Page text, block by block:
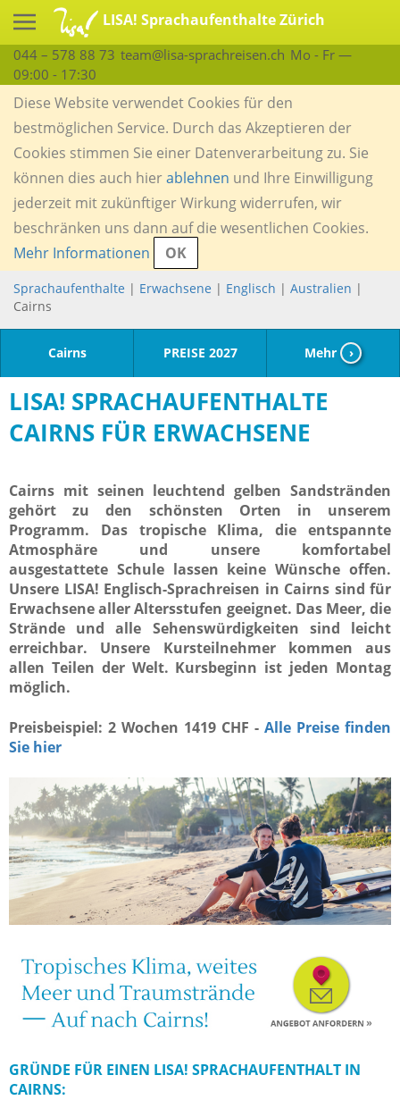
LISA! Sprachaufenthalte Zürich
044 – 578 88 73 team@lisa-sprachreisen.ch Mo - Fr —
09:00 - 17:30
Diese Website verwendet Cookies für den
bestmöglichen Service. Durch das Akzeptieren der
Cookies stimmen Sie einer Datenverarbeitung zu. Sie
können dies auch hierablehnen und Ihre Einwilligung
jederzeit mit zukünftiger Wirkung widerrufen, wir
beschränken uns dann auf die wesentlichen Cookies.
Mehr Informationen
OK
Sprachaufenthalte | Erwachsene | Englisch | Australien |
Cairns
Cairns PREISE 2027 Mehr ›
LISA! SPRACHAUFENTHALTE
CAIRNS FÜR ERWACHSENE
Cairns mit seinen leuchtend gelben Sandstränden
gehört zu den schönsten Orten in unserem
Programm. Das tropische Klima, die entspannte
Atmosphäre und unsere komfortabel
ausgestattete Schule lassen keine Wünsche offen.
Unsere LISA! Englisch-Sprachreisen in Cairns sind für
Erwachsene aller Altersstufen geeignet. Das Meer, die
Strände und alle Sehenswürdigkeiten sind leicht
erreichbar. Unsere Kursteilnehmer kommen aus
allen Teilen der Welt. Kursbeginn ist jeden Montag
möglich.
Preisbeispiel: 2 Wochen 1419 CHF - Alle Preise finden
Sie hier
GRÜNDE FÜR EINEN LISA! SPRACHAUFENTHALT IN
CAIRNS: